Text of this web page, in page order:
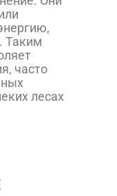
Таким
часто
лесах